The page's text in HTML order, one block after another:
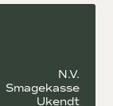
N.V.
Smagekasse
Ukendt